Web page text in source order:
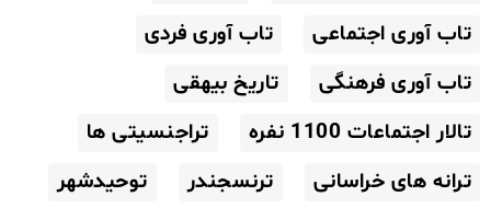
تاب آوری اجتماعی
تاب آوری فردی
تاب آوری فرهنگی
تاریخ بیهقی
تالار اجتماعات 1100 نفره
تراجنسیتی ها
ترانه های خراسانی
ترنسجندر
توحیدشهر